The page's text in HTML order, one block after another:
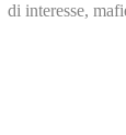
di interesse,